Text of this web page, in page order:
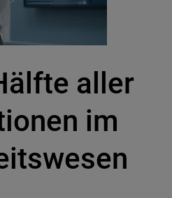
aller
im